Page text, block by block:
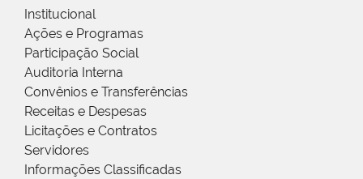
Institucional
Ações e Programas
Participação Social
Auditoria Interna
Convênios e Transferências
Receitas e Despesas
Licitações e Contratos
Servidores
Informações Classificadas